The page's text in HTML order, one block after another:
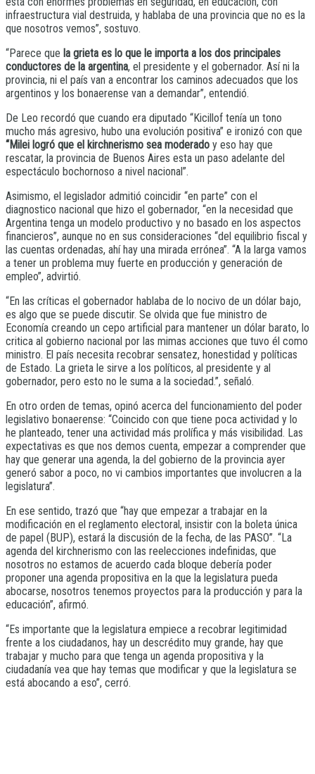
infraestructura vial destruida, y hablaba de una provincia que no es la
que nosotros vemos”, sostuvo.
“Parece que la grieta es lo que le importa a los dos principales
conductores de la argentina, el presidente y el gobernador. Así ni la
provincia, ni el país van a encontrar los caminos adecuados que los
argentinos y los bonaerense van a demandar”, entendió.
De Leo recordó que cuando era diputado “Kicillof tenía un tono
mucho más agresivo, hubo una evolución positiva” e ironizó con que
“Milei logró que el kirchnerismo sea moderado y eso hay que
rescatar, la provincia de Buenos Aires esta un paso adelante del
espectáculo bochornoso a nivel nacional”.
Asimismo, el legislador admitió coincidir “en parte” con el
diagnostico nacional que hizo el gobernador, “en la necesidad que
Argentina tenga un modelo productivo y no basado en los aspectos
financieros”, aunque no en sus consideraciones “del equilibrio fiscal y
las cuentas ordenadas, ahí hay una mirada errónea”. “A la larga vamos
a tener un problema muy fuerte en producción y generación de
empleo”, advirtió.
“En las críticas el gobernador hablaba de lo nocivo de un dólar bajo,
es algo que se puede discutir. Se olvida que fue ministro de
Economía creando un cepo artificial para mantener un dólar barato, lo
critica al gobierno nacional por las mimas acciones que tuvo él como
ministro. El país necesita recobrar sensatez, honestidad y políticas
de Estado. La grieta le sirve a los políticos, al presidente y al
gobernador, pero esto no le suma a la sociedad.”, señaló.
En otro orden de temas, opinó acerca del funcionamiento del poder
legislativo bonaerense: “Coincido con que tiene poca actividad y lo
he planteado, tener una actividad más prolífica y más visibilidad. Las
expectativas es que nos demos cuenta, empezar a comprender que
hay que generar una agenda, la del gobierno de la provincia ayer
generó sabor a poco, no vi cambios importantes que involucren a la
legislatura”.
En ese sentido, trazó que “hay que empezar a trabajar en la
modificación en el reglamento electoral, insistir con la boleta única
de papel (BUP), estará la discusión de la fecha, de las PASO”. “La
agenda del kirchnerismo con las reelecciones indefinidas, que
nosotros no estamos de acuerdo cada bloque debería poder
proponer una agenda propositiva en la que la legislatura pueda
abocarse, nosotros tenemos proyectos para la producción y para la
educación”, afirmó.
“Es importante que la legislatura empiece a recobrar legitimidad
frente a los ciudadanos, hay un descrédito muy grande, hay que
trabajar y mucho para que tenga un agenda propositiva y la
ciudadanía vea que hay temas que modificar y que la legislatura se
está abocando a eso”, cerró.